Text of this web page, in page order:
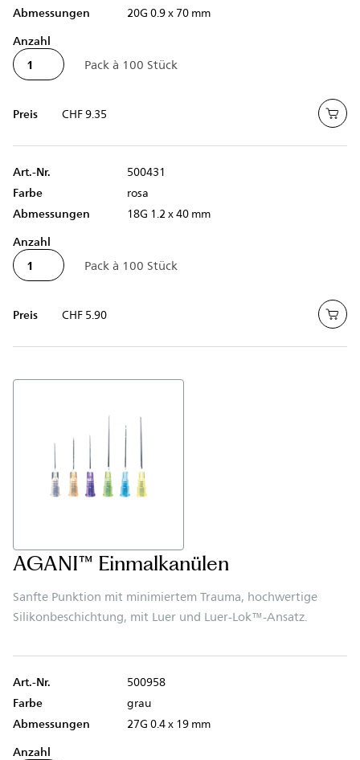
Abmessungen
20G 0.9 x 70 mm
Anzahl
Preis CHF 9.35
Art.-Nr.
500431
Farbe
rosa
Abmessungen
18G 1.2 x 40 mm
Anzahl
Preis CHF 5.90
AGANI™ Einmalkanülen
Sanfte Punktion mit minimiertem Trauma, hochwertige
Silikonbeschichtung, mit Luer und Luer-Lok™-Ansatz.
Art.-Nr.
500958
Farbe
grau
Abmessungen
27G 0.4 x 19 mm
Anzahl